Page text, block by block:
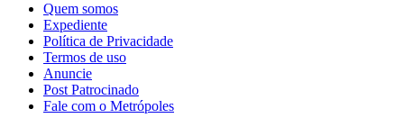
Quem somos
Expediente
Política de Privacidade
Termos de uso
Anuncie
Post Patrocinado
Fale com o Metrópoles